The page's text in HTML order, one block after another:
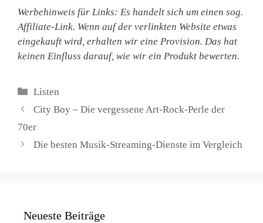
Werbehinweis für Links: Es handelt sich um einen sog.
Affiliate-Link. Wenn auf der verlinkten Website etwas
eingekauft wird, erhalten wir eine Provision. Das hat
keinen Einfluss darauf, wie wir ein Produkt bewerten.
Kategorien
Listen
City Boy – Die vergessene Art-Rock-Perle der
70er
Die besten Musik-Streaming-Dienste im Vergleich
Neueste Beiträge